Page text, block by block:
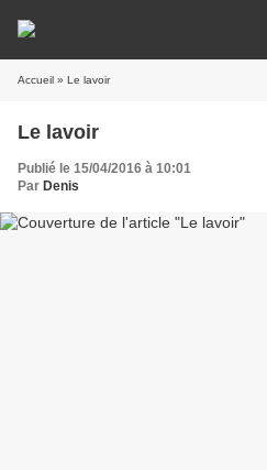
Accueil » Le lavoir
Le lavoir
Publié le 15/04/2016 à 10:01
Par Denis